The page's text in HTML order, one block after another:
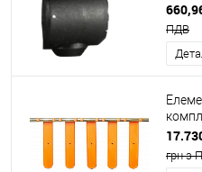
ПДВ
грн з